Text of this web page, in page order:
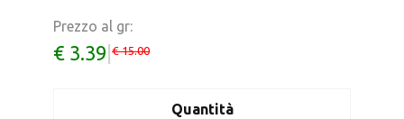
Prezzo al gr:
€ 3.39 € 15.00
Quantità